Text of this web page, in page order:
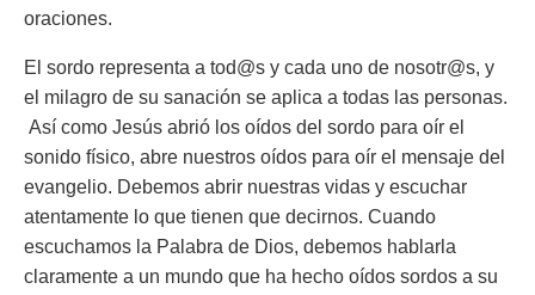
oraciones.
El sordo representa a tod@s y cada uno de nosotr@s, y
el milagro de su sanación se aplica a todas las personas.
Así como Jesús abrió los oídos del sordo para oír el
sonido físico, abre nuestros oídos para oír el mensaje del
evangelio. Debemos abrir nuestras vidas y escuchar
atentamente lo que tienen que decirnos. Cuando
escuchamos la Palabra de Dios, debemos hablarla
claramente a un mundo que ha hecho oídos sordos a su